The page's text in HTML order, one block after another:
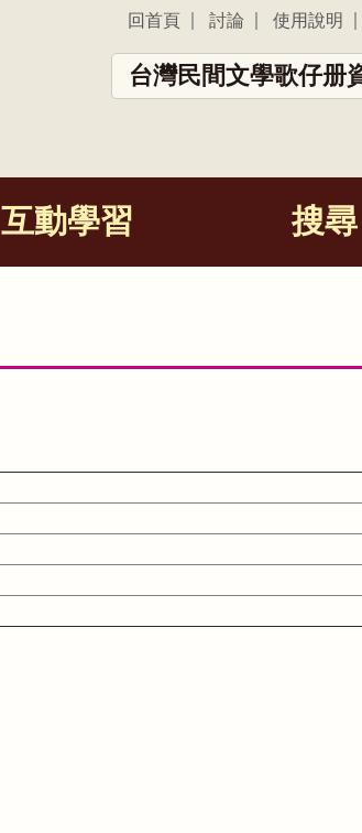
回首頁 討論 使用說明
台灣民間文學歌仔册
互動學習 搜尋